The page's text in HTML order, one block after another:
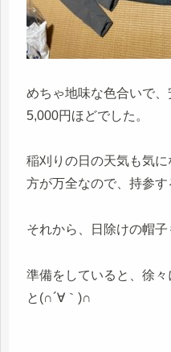
めちゃ地味な色合いで
5,000円ほどでした。
稲刈りの日の天気も気
方が万全なので、持参す
それから、日除けの帽子
準備をしていると、徐
と(∩´∀｀)∩